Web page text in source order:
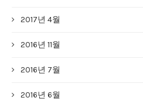
2017년 4월
2016년 11월
2016년 7월
2016년 6월